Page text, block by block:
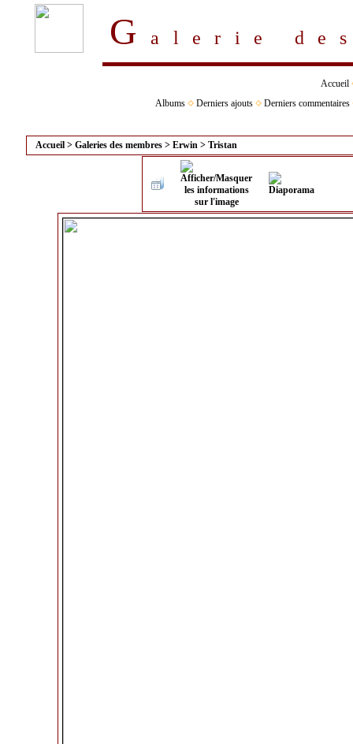
Galerie
Accueil
Albums
Derniers ajouts Derniers commentaires
Accueil > Galeries des membres > Erwin > Tristan